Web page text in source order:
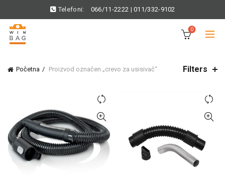
Telefoni: 066/11-2222 |011/332-9102
0
Početna Proizvod označen „crevo za usisivač“ Filters